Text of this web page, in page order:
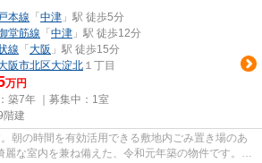
本線 「 中津 」駅 徒歩5分
堂筋線 「 中津 」駅 徒歩12分
線 「 大阪 」駅 徒歩15分
阪市北区大淀北 １丁目
万円
築7年 ｜募集中： 1室
階建
朝の時間を有効活用できる敷地内ごみ置き場のあ
麗な室内を兼ね備えた、令和元年築の物件です。こ